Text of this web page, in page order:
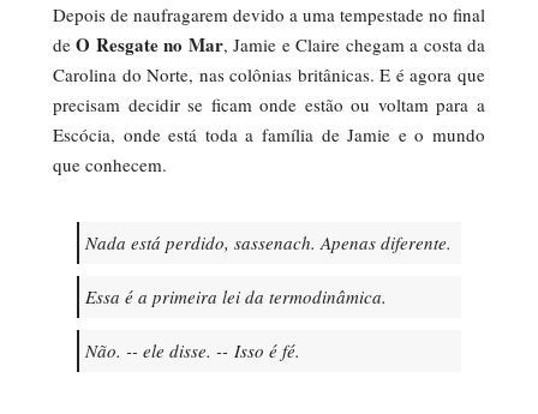
Depois de naufragarem devido a uma tempestade no final
deO Resgate no Mar, Jamie e Claire chegam a costa da
Carolina do Norte, nas colônias britânicas. E é agora que
precisam decidir se ficam onde estão ou voltam para a
Escócia, onde está toda a família de Jamie e o mundo
que conhecem.
Nada está perdido, sassenach. Apenas diferente.
Essa é a primeira lei da termodinâmica.
Não. -- ele disse. -- Isso é fé.